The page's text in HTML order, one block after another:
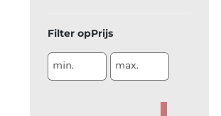
Prijs
min. max.